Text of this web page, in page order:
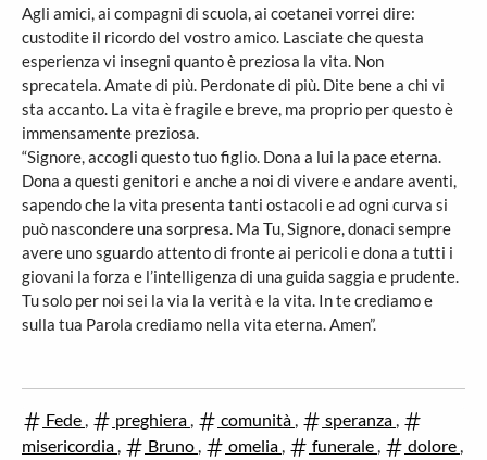
Agli amici, ai compagni di scuola, ai coetanei vorrei dire:
custodite il ricordo del vostro amico. Lasciate che questa
esperienza vi insegni quanto è preziosa la vita. Non
sprecatela. Amate di più. Perdonate di più. Dite bene a chi vi
sta accanto. La vita è fragile e breve, ma proprio per questo è
immensamente preziosa.
“Signore, accogli questo tuo figlio. Dona a lui la pace eterna.
Dona a questi genitori e anche a noi di vivere e andare aventi,
sapendo che la vita presenta tanti ostacoli e ad ogni curva si
può nascondere una sorpresa. Ma Tu, Signore, donaci sempre
avere uno sguardo attento di fronte ai pericoli e dona a tutti i
giovani la forza e l’intelligenza di una guida saggia e prudente.
Tu solo per noi sei la via la verità e la vita. In te crediamo e
sulla tua Parola crediamo nella vita eterna. Amen”.
Fede , preghiera , comunità , speranza ,
misericordia , Bruno , omelia , funerale , dolore ,